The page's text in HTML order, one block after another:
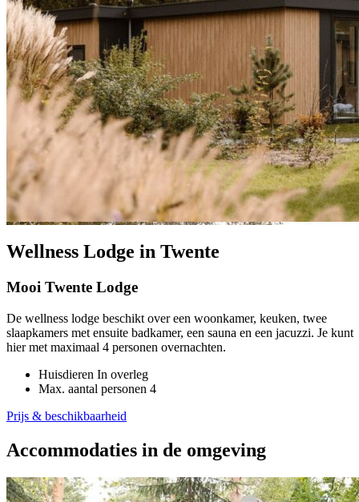
Wellness Lodge in Twente
Mooi Twente Lodge
De wellness lodge beschikt over een woonkamer, keuken, twee
slaapkamers met ensuite badkamer, een sauna en een jacuzzi. Je kunt
hier met maximaal 4 personen overnachten.
Huisdieren In overleg
Max. aantal personen 4
Prijs & beschikbaarheid
Accommodaties in de omgeving